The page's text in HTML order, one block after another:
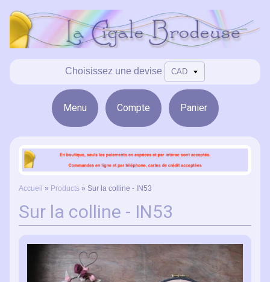
Choisissez une devise
Menu Compte Panier
Accueil » Products » Sur la colline - IN53
Sur la colline - IN53